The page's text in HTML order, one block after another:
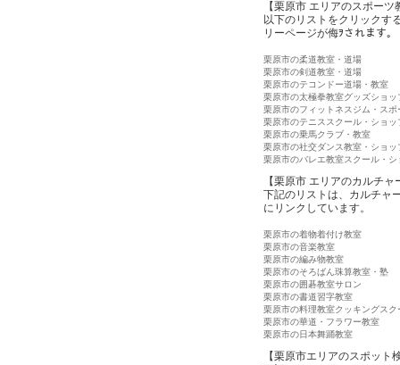
【栗原市 エリアのスポー
以下のリストをクリックす
リーページが侮ｦされます。
栗原市の柔道教室・道場
栗原市の剣道教室・道場
栗原市のテコンドー道場・教室
栗原市の太極拳教室グッズショッ
栗原市のフィットネスジム・スポ
栗原市のテニススクール・ショッ
栗原市の乗馬クラブ・教室
栗原市の社交ダンス教室・ショッ
栗原市のバレエ教室スクール・シ
【栗原市 エリアのカルチ
下記のリストは、カルチャ
にリンクしています。
栗原市の着物着付け教室
栗原市の音楽教室
栗原市の編み物教室
栗原市のそろばん珠算教室・塾
栗原市の囲碁教室サロン
栗原市の書道習字教室
栗原市の料理教室クッキングスク
栗原市の華道・フラワー教室
栗原市の日本舞踊教室
【栗原市エリアのスポット